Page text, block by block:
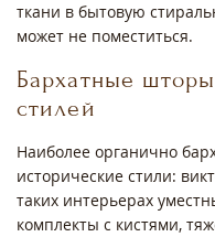
ткани в бытовую
может не поместиться.
Бархатные
стилей
Наиболее органично
исторические стили:
таких интерьерах
комплекты с кистями,